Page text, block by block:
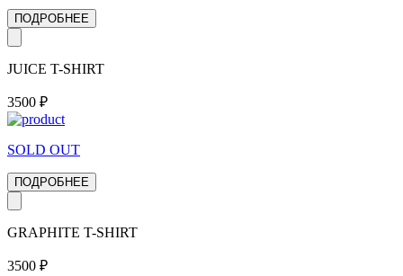
ПОДРОБНЕЕ
JUICE T-SHIRT
3500 ₽
SOLD OUT
ПОДРОБНЕЕ
GRAPHITE T-SHIRT
3500 ₽